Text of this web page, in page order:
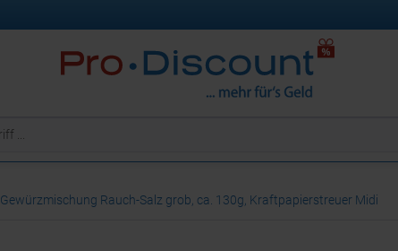
Gewürzmischung Rauch-Salz grob, ca. 130g, Kraftpapierstreuer Midi